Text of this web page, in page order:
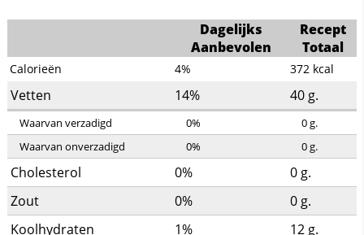
Dagelijks
Aanbevolen
Recept
Totaal
Calorieën 4% 372 kcal
Vetten 14% 40 g.
Waarvan verzadigd 0% 0g.
Waarvan onverzadigd
0% 0g.
Cholesterol 0% 0 g.
Zout
0% 0 g.
Koolhydraten
1% 12 g.